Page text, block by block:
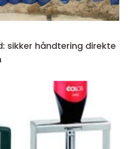
sikker håndtering direkte